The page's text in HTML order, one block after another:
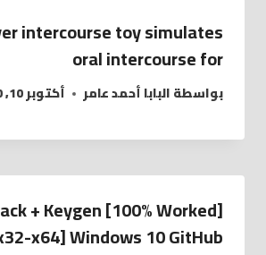
intercourse toy simulates
oral intercourse for
بواسطةالبابا أحمد عامر أكتوبر 10, 2020
+ Keygen [100% Worked]
x64] Windows 10 GitHub